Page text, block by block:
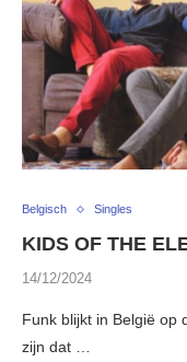
Belgisch Singles
KIDS OF THE
14/12/2024
Funk blijkt in België op
zijn dat …